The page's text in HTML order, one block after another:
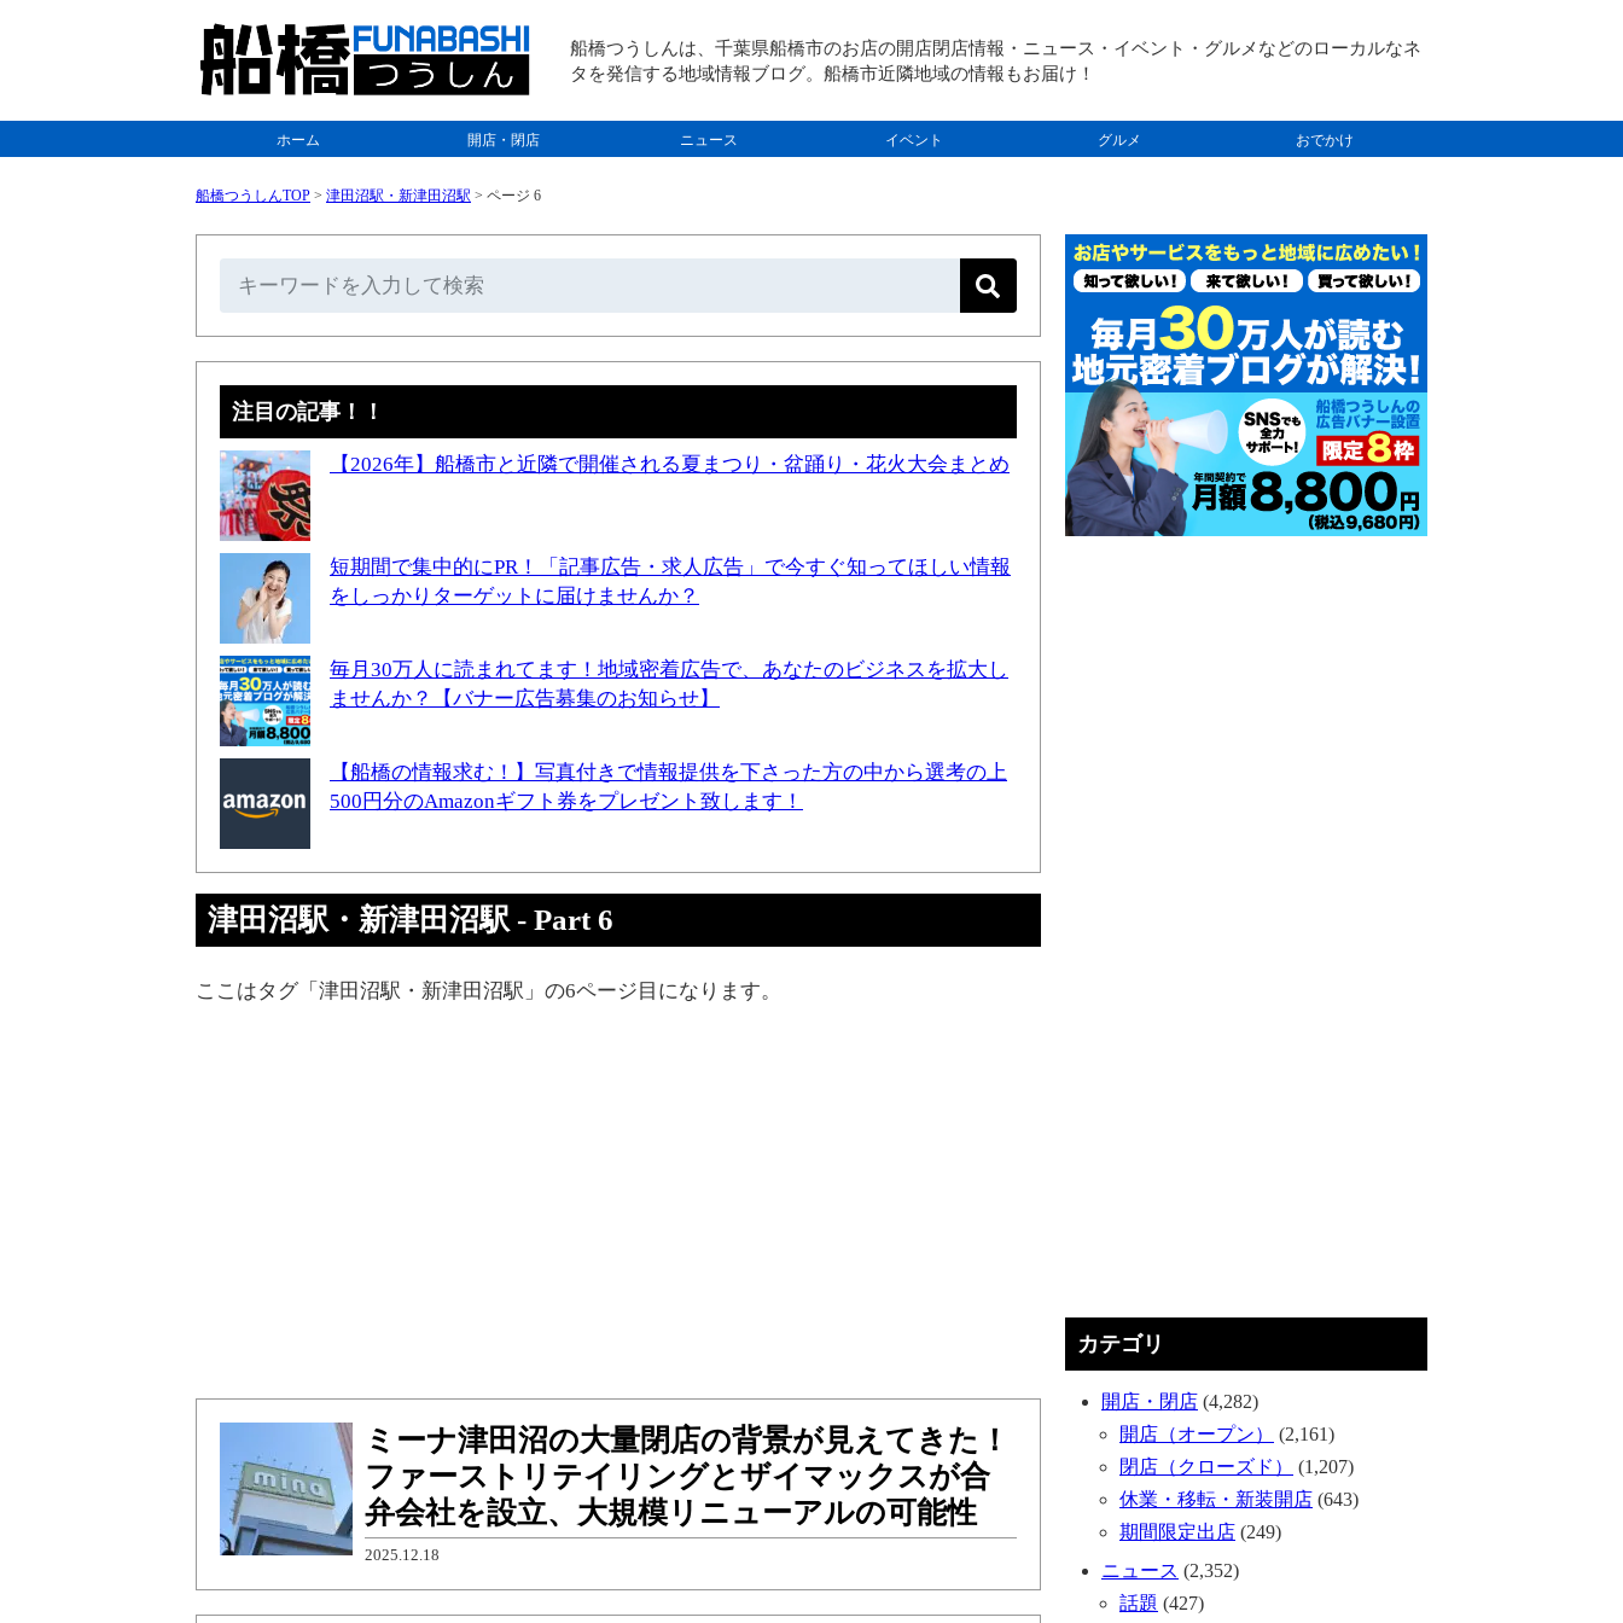
船橋つうしんは、千葉県船橋市のお店の開店閉店情報・ニュース・イベント・グルメなどのローカルなネ
タを発信する地域情報ブログ。船橋市近隣地域の情報もお届け！
ホーム 開店・閉店 ニュース イベント グルメ おでかけ
船橋つうしんTOP > 津田沼駅・新津田沼駅 > ページ 6
注目の記事！！
【2026年】船橋市と近隣で開催される夏まつり・盆踊り・花火大会まとめ
短期間で集中的にPR！「記事広告・求人広告」で今すぐ知ってほしい情報
をしっかりターゲットに届けませんか？
毎月30万人に読まれてます！地域密着広告で、あなたのビジネスを拡大し
ませんか？【バナー広告募集のお知らせ】
【船橋の情報求む！】写真付きで情報提供を下さった方の中から選考の上
500円分のAmazonギフト券をプレゼント致します！
津田沼駅・新津田沼駅 - Part 6
ここはタグ「津田沼駅・新津田沼駅」の6ページ目になります。
ミーナ津田沼の大量閉店の背景が見えてきた！
ファーストリテイリングとザイマックスが合
弁会社を設立、大規模リニューアルの可能性
2025.12.18
カテゴリ
開店・閉店 (4,282)
開店（オープン）
(2,161)
閉店（クローズド）
(1,207)
休業・移転・新装開店 (643)
期間限定出店 (249)
ニュース (2,352)
話題 (427)